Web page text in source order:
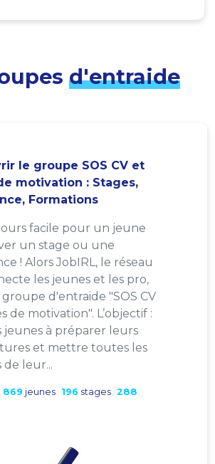
d'entraide
le groupe SOS CV et
motivation : Stages,
Formations
facile pour un jeune
un stage ou une
! Alors JobIRL, le réseau
les jeunes et les pro,
groupe d'entraide "SOS CV
de motivation". L’objectif :
jeunes à préparer leurs
et mettre toutes les
de leur...
869 jeunes 196 stages 288